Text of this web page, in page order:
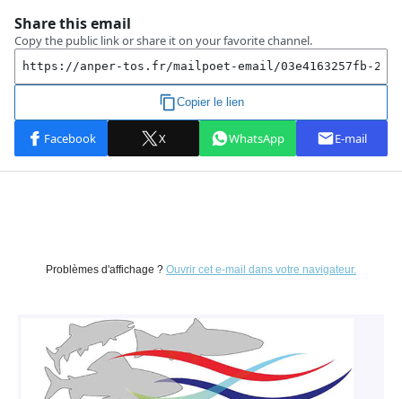
Problèmes d'affichage ? Ouvrir cet e-mail dans votre navigateur.